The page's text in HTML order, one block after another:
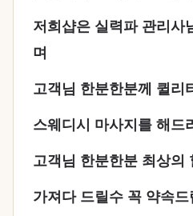
저희샵은 실력파 관리사
며
고객님 한분한분께 퀼리
스웨디시 마사지를 해드
고객님 한분한분 최상의
가져다 드릴수 꼭 약속드